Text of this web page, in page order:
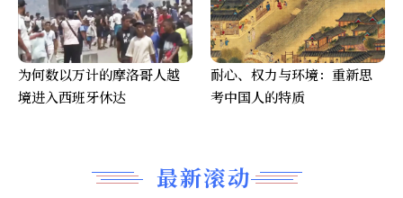
最新滚动
为何数以万计的摩洛哥人越
境进入西班牙休达
耐心、权力与环境：重新思
考中国人的特质